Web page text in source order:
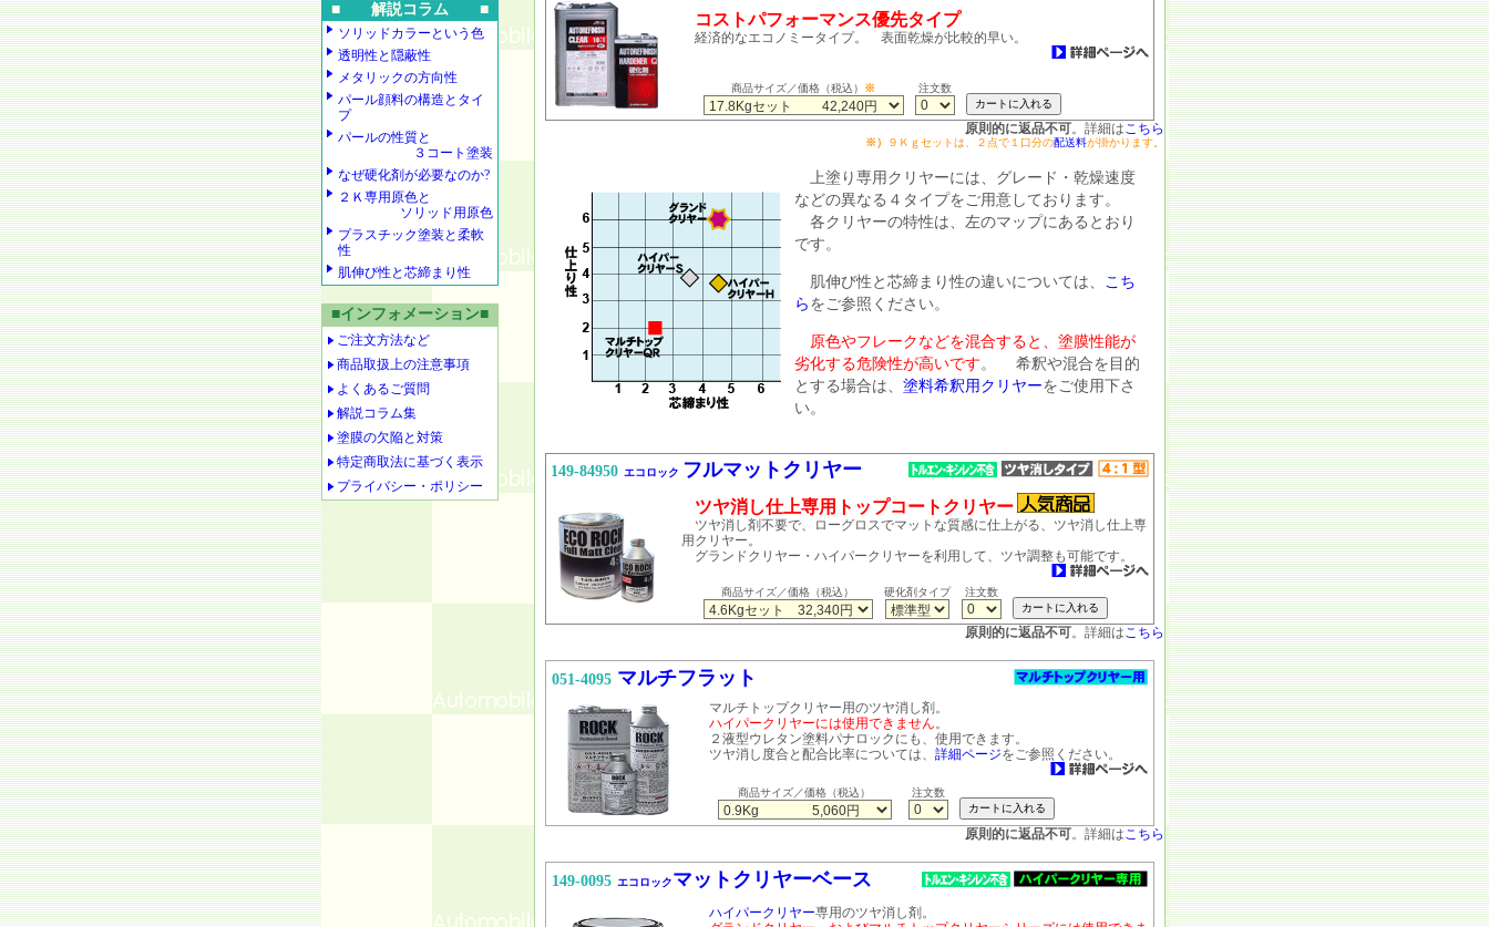
■ 解説コラム ■
ソリッドカラーという色
透明性と隠蔽性
メタリックの方向性
パール顔料の構造とタイ
プ
パールの性質と
３コート塗装
なぜ硬化剤が必要なのか?
２Ｋ専用原色と
ソリッド用原色
プラスチック塗装と柔軟
性
肌伸び性と芯締まり性
■インフォメーション■
ご注文方法など
商品取扱上の注意事項
よくあるご質問
解説コラム集
塗膜の欠陥と対策
特定商取法に基づく表示
プライバシー・ポリシー
コストパフォーマンス優先タイプ
経済的なエコノミータイプ。 表面乾燥が比較的早い。
商品サイズ／価格（税込） ※ 注文数
原則的に返品不可。詳細はこちら
※） ９Ｋｇセットは、２点で１口分の配送料が掛かります。
上塗り専用クリヤーには、グレード・乾燥速度
などの異なる４タイプをご用意しております。
各クリヤーの特性は、左のマップにあるとおり
です。
肌伸び性と芯締まり性の違いについては、 こち
ら をご参照ください。
原色やフレークなどを混合すると、塗膜性能が
劣化する危険性が高いです。 希釈や混合を目的
とする場合は、 塗料希釈用クリヤーをご使用下さ
い。
149-84950 エコロック フルマットクリヤー
ツヤ消し仕上専用トップコートクリヤー
ツヤ消し剤不要で、ローグロスでマットな質感に仕上がる、ツヤ消し仕上専
用クリヤー。
グランドクリヤー・ハイパークリヤーを利用して、ツヤ調整も可能です。
商品サイズ／価格（税込） 硬化剤タイプ 注文数
原則的に返品不可。詳細はこちら
051-4095マルチフラット
マルチトップクリヤー用のツヤ消し剤。
ハイパークリヤーには使用できません。
２液型ウレタン塗料パナロックにも、使用できます。
ツヤ消し度合と配合比率については、 詳細ページをご参照ください。
商品サイズ／価格（税込） 注文数
原則的に返品不可。詳細はこちら
149-0095 エコロックマットクリヤーベース
ハイパークリヤー専用のツヤ消し剤。